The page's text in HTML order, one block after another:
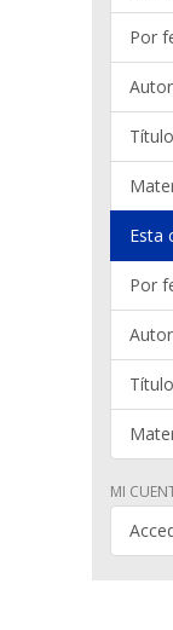
Por
Esta
Por
MI